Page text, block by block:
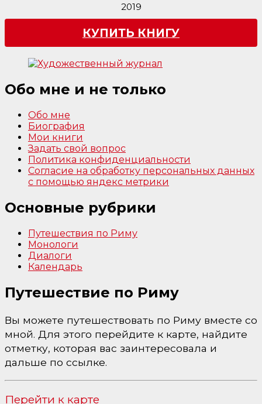
2019
КУПИТЬ КНИГУ
Обо мне и не только
Обо мне
Биография
Мои книги
Задать свой вопрос
Политика конфиденциальности
Согласие на обработку персональных данных
с помощью яндекс метрики
Основные рубрики
Путешествия по Риму
Монологи
Диалоги
Календарь
Путешествие по Риму
Вы можете путешествовать по Риму вместе со
мной. Для этого перейдите к карте, найдите
отметку, которая вас заинтересовала и
дальше по ссылке.
Перейти к карте